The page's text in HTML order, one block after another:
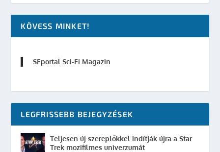
KÖVESS MINKET!
SFportal Sci-Fi Magazin
LEGFRISSEBB BEJEGYZÉSEK
Teljesen új szereplőkkel indítják újra a Star
Trek mozifilmes univerzumát